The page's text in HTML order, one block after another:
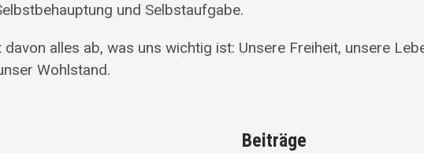
und Selbstaufgabe.
alles ab, was uns wichtig ist: Unsere Freiheit, unsere
Wohlstand.
Beiträge